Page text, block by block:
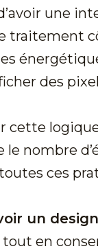
une
traitement
des
cette
le nombre
ces
un
en